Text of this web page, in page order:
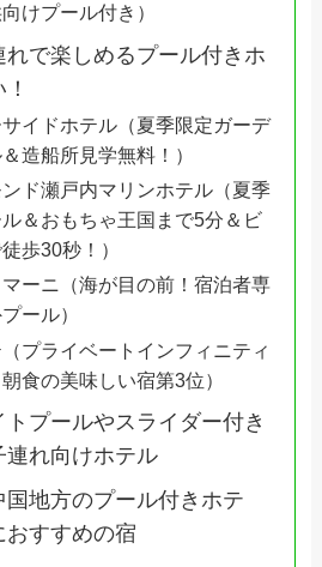
けプール付き）
れで楽しめるプール付きホ
イドホテル（夏季限定ガーデ
造船所見学無料！）
ド瀬戸内マリンホテル（夏季
＆おもちゃ王国まで5分＆ビ
歩30秒！）
ーニ（海が目の前！宿泊者専
ール）
プライベートインフィニティ
食の美味しい宿第3位）
トプールやスライダー付き
連れ向けホテル
国地方のプール付きホテ
おすすめの宿